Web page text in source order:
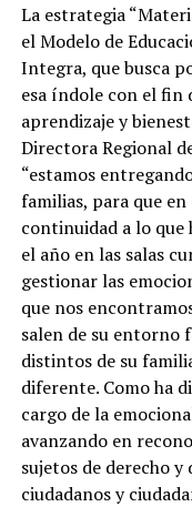
La estrategia
el Modelo de
Integra, que busca
esa índole con el fin
aprendizaje y
Directora Regional
“estamos
familias, para que
continuidad a lo que
el año en las salas
gestionar las
que nos
salen de su entorno
distintos de su
diferente. Como ha
cargo de la
avanzando en
sujetos de derecho
ciudadanos y